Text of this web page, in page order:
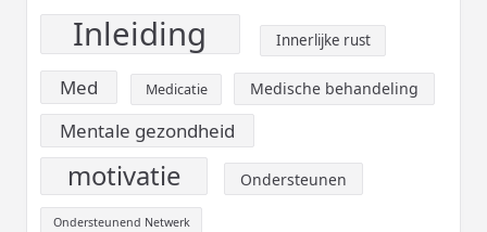
Inleiding
Innerlijke rust
Med Medicatie Medische behandeling
Mentale gezondheid
motivatie Ondersteunen
Ondersteunend Netwerk